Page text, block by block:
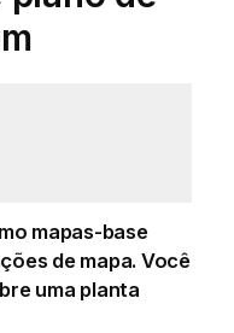
mapas-base
de mapa. Você
uma planta